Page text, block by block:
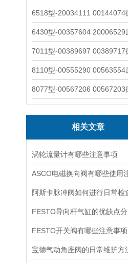
相关文章
涡轮流量计有哪些注意事项
阿斯卡脉冲阀如何进行日常检
FESTO开关阀有哪些注意事项